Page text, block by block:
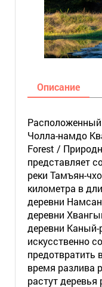
Описание
Чолла-намдо
Forest /
представляет
реки Тамъян-
километра в
деревни
деревни
деревни Каный-
искусственно
предотвратить
время разлива
растут деревья